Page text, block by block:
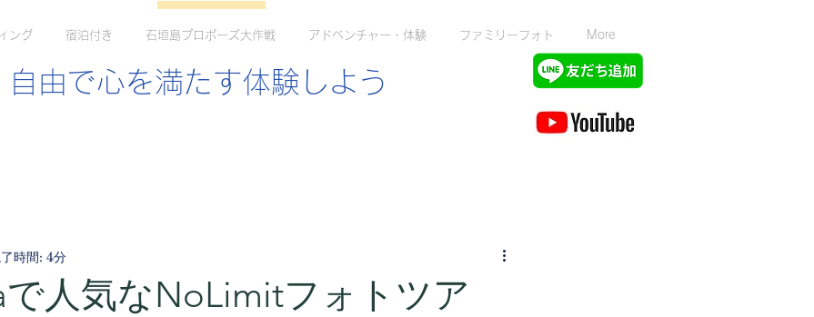
ング 宿泊付き 石垣島プロポーズ大作戦 アドベンチャー・体験 ファミリーフォト More
自由で心を満たす体験しよう
で人気なNoLimitフォトツア
時間: 4分